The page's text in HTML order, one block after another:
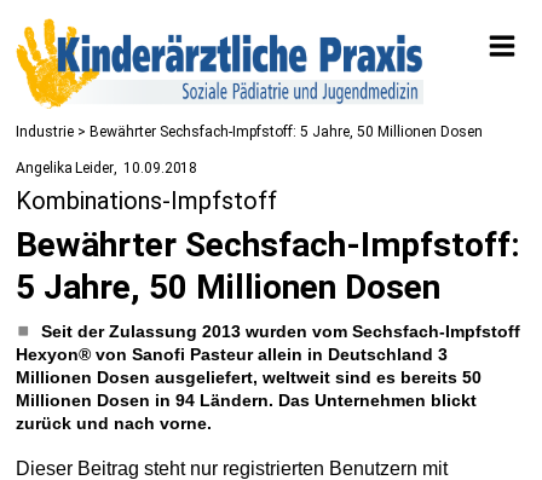
Industrie > Bewährter Sechsfach-Impfstoff: 5 Jahre, 50 Millionen Dosen
Angelika Leider 10.09.2018
Kombinations-Impfstoff
Bewährter Sechsfach-Impfstoff:
5 Jahre, 50 Millionen Dosen
Seit der Zulassung 2013 wurden vom Sechsfach-­Impfstoff
Hexyon® von Sanofi Pasteur allein in Deutschland 3
Millionen Dosen ausgeliefert, weltweit sind es bereits 50
Millionen Dosen in 94 Ländern. Das Unternehmen blickt
zurück und nach vorne.
Dieser Beitrag steht nur registrierten Benutzern mit